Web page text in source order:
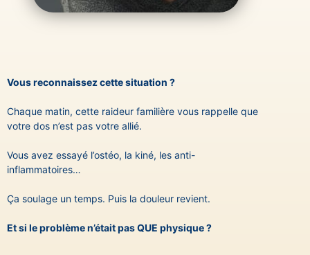
Vous reconnaissez cette situation ?
Chaque matin, cette raideur familière vous rappelle que
votre dos n’est pas votre allié.
Vous avez essayé l’ostéo, la kiné, les anti-
inflammatoires…
Ça soulage un temps. Puis la douleur revient.
Et si le problème n’était pas QUE physique ?